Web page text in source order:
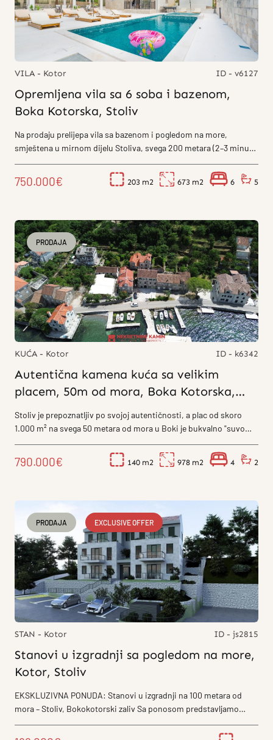
VILA - Kotor ID - v6127
Opremljena vila sa 6 soba i bazenom,
Boka Kotorska, Stoliv
Na prodaju prelijepa vila sa bazenom i pogledom na more,
smještena u mirnom dijelu Stoliva, svega 200 metara (2–3 minuta
750.000€ 203 673 6 5
PRODAJA
KUĆA - Kotor ID - k6342
Autentična kamena kuća sa velikim
placem, 50m od mora, Boka Kotorska,
Stoliv
Stoliv je prepoznatljiv po svojoj autentičnosti, a plac od skoro
1.000 m² na svega 50 metara od mora u Boki je bukvalno "suvo
790.000€ 140 978 4 2
PRODAJA EXCLUSIVE OFFER
STAN - Kotor ID - js2815
Stanovi u izgradnji sa pogledom na more,
Kotor, Stoliv
EKSKLUZIVNA PONUDA: Stanovi u izgradnji na 100 metara od
mora – Stoliv, Bokokotorski zaliv Sa ponosom predstavljamo